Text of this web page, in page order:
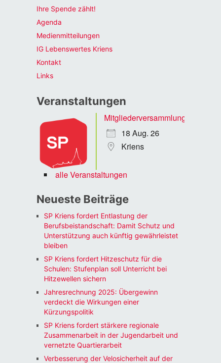
Ihre Spende zählt!
Agenda
Medienmitteilungen
IG Lebenswertes Kriens
Kontakt
Links
Veranstaltungen
Mitgliederversammlung
18 Aug. 26
Kriens
alle Veranstaltungen
Neueste Beiträge
SP Kriens fordert Entlastung der
Berufsbeistandschaft: Damit Schutz und
Unterstützung auch künftig gewährleistet
bleiben
SP Kriens fordert Hitzeschutz für die
Schulen: Stufenplan soll Unterricht bei
Hitzewellen sichern
Jahresrechnung 2025: Übergewinn
verdeckt die Wirkungen einer
Kürzungspolitik
SP Kriens fordert stärkere regionale
Zusammenarbeit in der Jugendarbeit und
vernetzte Quartierarbeit
Verbesserung der Velosicherheit auf der